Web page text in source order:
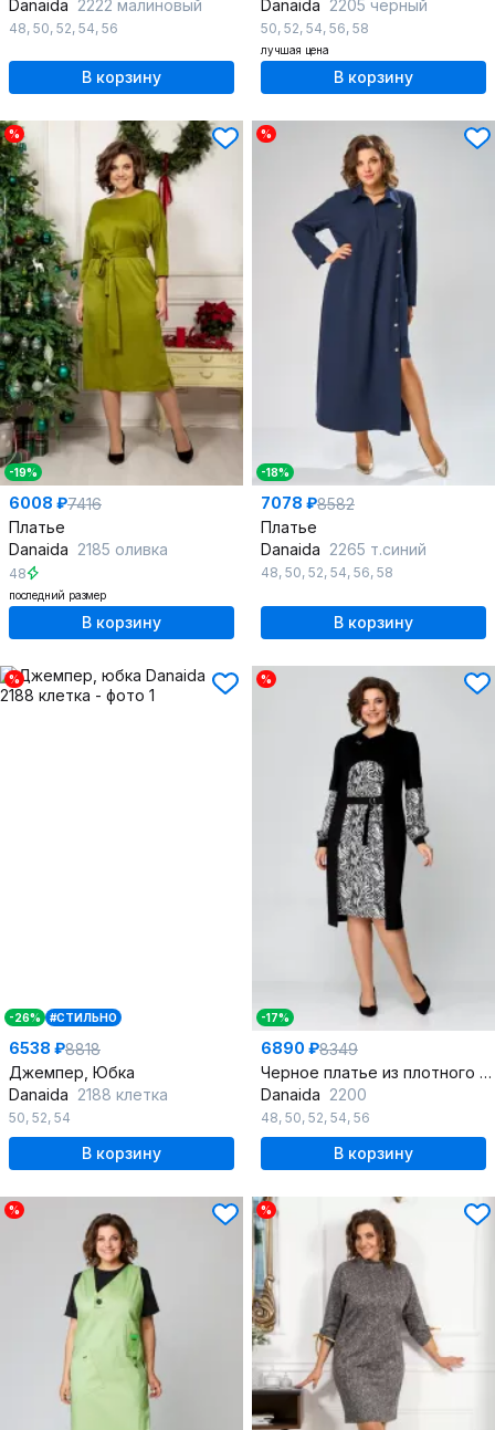
Danaida 2222 малиновый
48, 50, 52, 54, 56
В корзину
Danaida 2205 черный
50, 52, 54, 56, 58
лучшая цена
В корзину
%
-19%
6008 ₽7416
Платье
Danaida 2185 оливка
48
последний размер
В корзину
%
-18%
7078 ₽8582
Платье
Danaida 2265 т.синий
48, 50, 52, 54, 56, 58
В корзину
%
-26% #СТИЛЬНО
6538 ₽8818
Джемпер, Юбка
Danaida 2188 клетка
50, 52, 54
В корзину
%
-17%
6890 ₽8349
Черное платье из плотного трикотажа с имитацией туники и отделкой атласом
Danaida 2200
48, 50, 52, 54, 56
В корзину
% %